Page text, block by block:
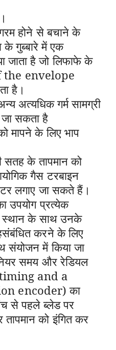
होने से बचाने के
के गुब्बारे में एक
जाता है जो लिफाफे के
the envelope
है।
अत्यधिक गर्म सामग्री
जा सकता है
मापने के लिए भाप
सतह के तापमान को
गैस टरबाइन
लगाए जा सकते हैं।
उपयोग प्रत्येक
स्थान के साथ उनके
करने के लिए
संयोजन में किया जा
समय और रेडियल
and a
encoder) का
से पहले ब्लेड पर
को इंगित कर